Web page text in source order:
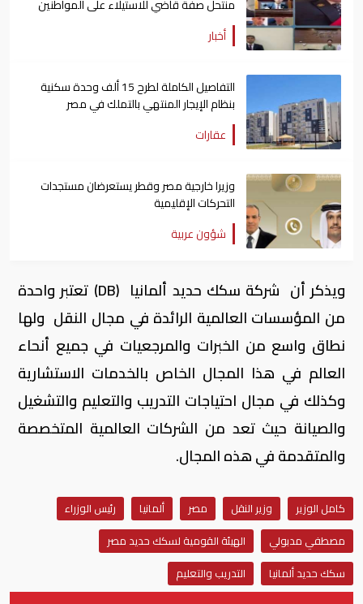
منتحل صفة قاضي للاستيلاء على المواطنين
أخبار
التفاصيل الكاملة لطرح 15 ألف وحدة سكنية
بنظام الإيجار المنتهي بالتملك في مصر
عقارات
وزيرا خارجية مصر وقطر يستعرضان مستجدات
التحركات الإقليمية
شؤون عربية
ويذكر أن شركة سكك حديد ألمانيا (DB) تعتبر واحدة
من المؤسسات العالمية الرائدة في مجال النقل ولها
نطاق واسع من الخبرات والمرجعيات في جميع أنحاء
العالم في هذا المجال الخاص بالخدمات الاستشارية
وكذلك في مجال احتياجات التدريب والتعليم والتشغيل
والصيانة حيث تعد من الشركات العالمية المتخصصة
والمتقدمة في هذه المجال.
كامل الوزير وزير النقل مصر ألمانيا
رئيس الوزراء
مصطفي مدبولي
الهيئة القومية لسكك حديد مصر
سكك حديد ألمانيا
التدريب والتعليم